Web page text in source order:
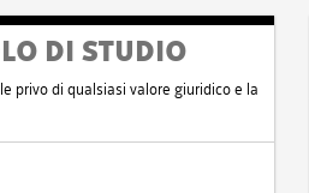
DI STUDIO
privo di qualsiasi valore giuridico e la